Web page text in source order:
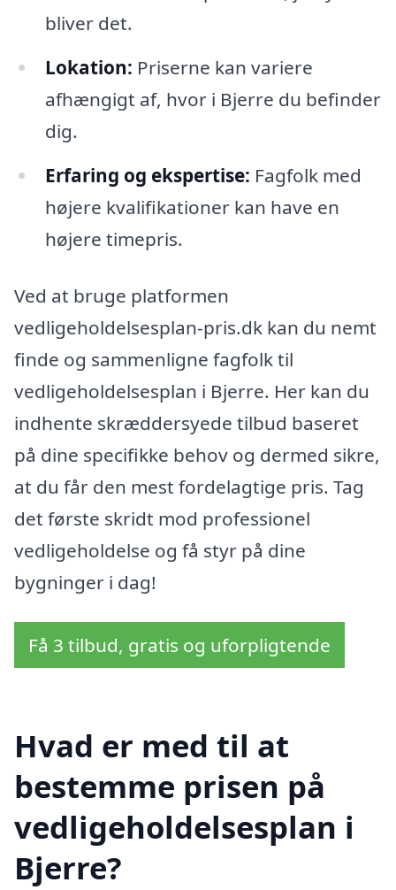
bliver det.
Lokation: Priserne kan variere
afhængigt af, hvor i Bjerre du befinder
dig.
Erfaring og ekspertise: Fagfolk med
højere kvalifikationer kan have en
højere timepris.
Ved at bruge platformen
vedligeholdelsesplan-pris.dk kan du nemt
finde og sammenligne fagfolk til
vedligeholdelsesplan i Bjerre. Her kan du
indhente skræddersyede tilbud baseret
på dine specifikke behov og dermed sikre,
at du får den mest fordelagtige pris. Tag
det første skridt mod professionel
vedligeholdelse og få styr på dine
bygninger i dag!
Få 3 tilbud, gratis og uforpligtende
Hvad er med til at
bestemme prisen på
vedligeholdelsesplan i
Bjerre?